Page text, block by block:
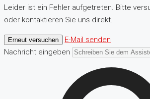
Leider ist ein Fehler aufgetreten. Bitte
oder kontaktieren Sie uns direkt.
Erneut versuchen
E-Mail senden
Nachricht eingeben